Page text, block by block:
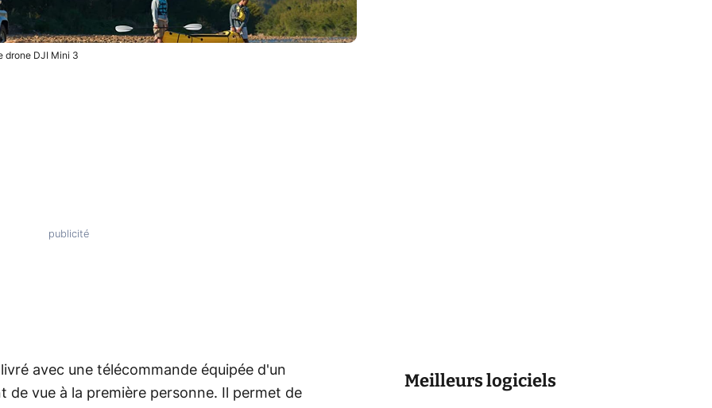
drone DJI Mini 3
avec une télécommande équipée d'un
de vue à la première personne. Il permet de
Meilleurs logiciels